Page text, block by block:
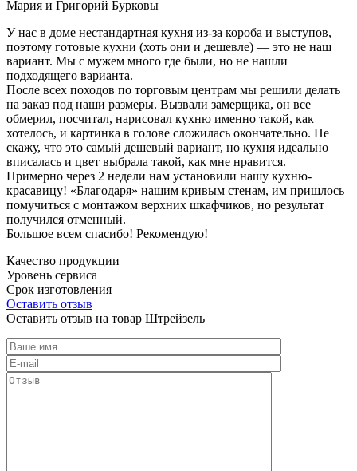
Мария и Григорий Бурковы
У нас в доме нестандартная кухня из-за короба и выступов,
поэтому готовые кухни (хоть они и дешевле) — это не наш
вариант. Мы с мужем много где были, но не нашли
подходящего варианта.
После всех походов по торговым центрам мы решили делать
на заказ под наши размеры. Вызвали замерщика, он все
обмерил, посчитал, нарисовал кухню именно такой, как
хотелось, и картинка в голове сложилась окончательно. Не
скажу, что это самый дешевый вариант, но кухня идеально
вписалась и цвет выбрала такой, как мне нравится.
Примерно через 2 недели нам установили нашу кухню-
красавицу! «Благодаря» нашим кривым стенам, им пришлось
помучиться с монтажом верхних шкафчиков, но результат
получился отменный.
Большое всем спасибо! Рекомендую!
Качество продукции
Уровень сервиса
Срок изготовления
Оставить отзыв
Оставить отзыв на товар Штрейзель